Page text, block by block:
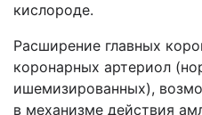
кислороде.
Расширение главных
коронарных артериол
ишемизированных),
в механизме действия